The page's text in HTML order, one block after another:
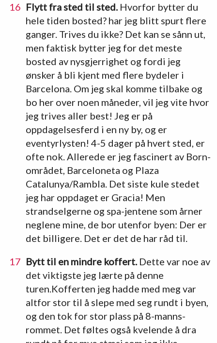
Flytt fra sted til sted. Hvorfor bytter du
hele tiden bosted? har jeg blitt spurt flere
ganger. Trives du ikke? Det kan se sånn ut,
men faktisk bytter jeg for det meste
bosted av nysgjerrighet og fordi jeg
ønsker å bli kjent med flere bydeler i
Barcelona. Om jeg skal komme tilbake og
bo her over noen måneder, vil jeg vite hvor
jeg trives aller best! Jeg er på
oppdagelsesferd i en ny by, og er
eventyrlysten! 4-5 dager på hvert sted, er
ofte nok. Allerede er jeg fascinert av Born-
området, Barceloneta og Plaza
Catalunya/Rambla. Det siste kule stedet
jeg har oppdaget er Gracia! Men
strandselgerne og spa-jentene som årner
neglene mine, de bor utenfor byen: Der er
det billigere. Det er det de har råd til.
Bytt til en mindre koffert. Dette var noe av
det viktigste jeg lærte på denne
turen.Kofferten jeg hadde med meg var
altfor stor til å slepe med seg rundt i byen,
og den tok for stor plass på 8-manns-
rommet. Det føltes også kvelende å dra